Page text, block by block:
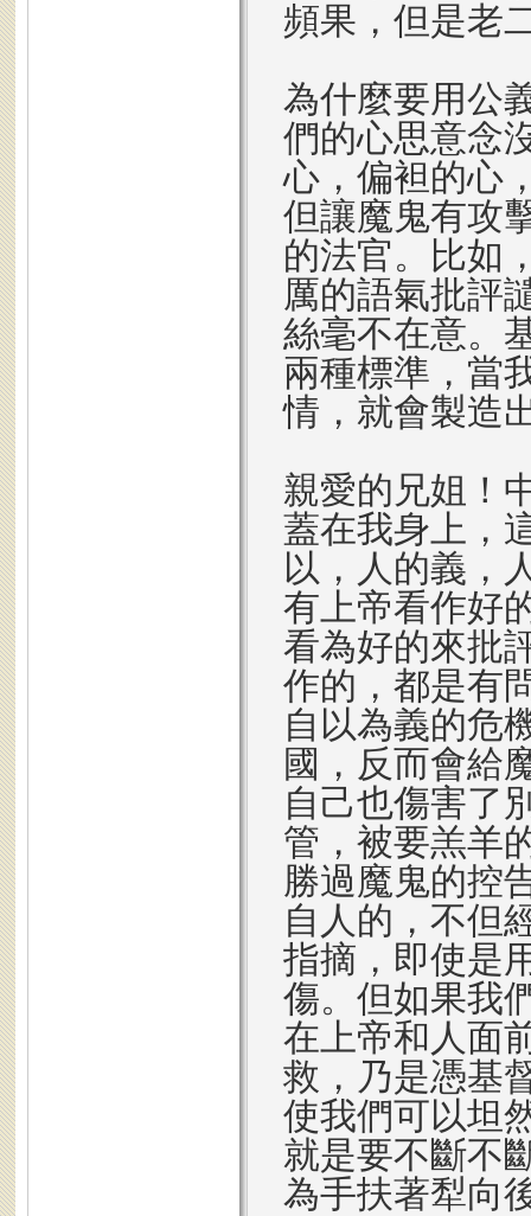
頻果，但是老
為什麼要用公
們的心思意念
心，偏袒的心
但讓魔鬼有攻
的法官。比如
厲的語氣批評
絲毫不在意。
兩種標準，當
情，就會製造
親愛的兄姐！
蓋在我身上，
以，人的義，
有上帝看作好
看為好的來批
作的，都是有
自以為義的危
國，反而會給
自己也傷害了
管，被要羔羊
勝過魔鬼的控
自人的，不但
指摘，即使是
傷。但如果我
在上帝和人面
救，乃是憑基
使我們可以坦
就是要不斷不
為手扶著犁向